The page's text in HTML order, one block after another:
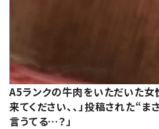
A5ランクの牛肉をいただいた女
来てください、、」投稿された“
言うてる…？」